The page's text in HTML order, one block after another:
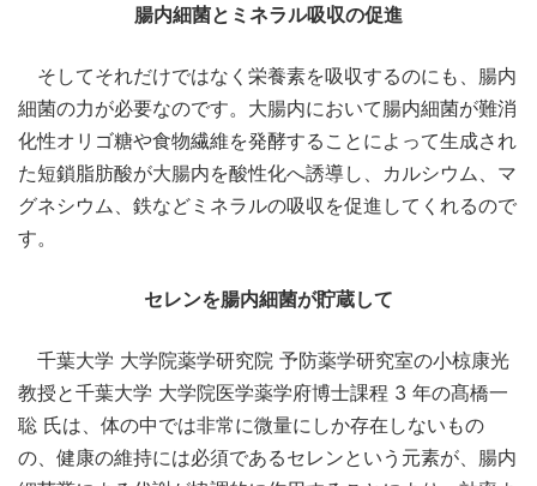
腸内細菌とミネラル吸収の促進
そしてそれだけではなく栄養素を吸収するのにも、腸内
細菌の力が必要なのです。大腸内において腸内細菌が難消
化性オリゴ糖や食物繊維を発酵することによって生成され
た短鎖脂肪酸が大腸内を酸性化へ誘導し、カルシウム、マ
グネシウム、鉄などミネラルの吸収を促進してくれるので
す。
セレンを腸内細菌が貯蔵して
千葉大学 大学院薬学研究院 予防薬学研究室の小椋康光
教授と千葉大学 大学院医学薬学府博士課程 3 年の髙橋一
聡 氏は、体の中では非常に微量にしか存在しないもの
の、健康の維持には必須であるセレンという元素が、腸内